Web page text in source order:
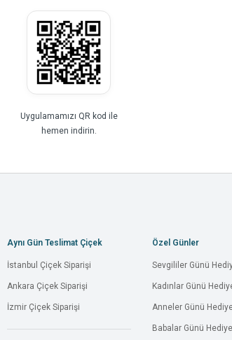
Uygulamamızı QR kod ile
hemen indirin.
Aynı Gün Teslimat Çiçek
İstanbul Çiçek Siparişi
Ankara Çiçek Siparişi
İzmir Çiçek Siparişi
Özel Günler
Sevgililer Günü
Kadınlar Günü
Anneler Günü
Babalar Günü